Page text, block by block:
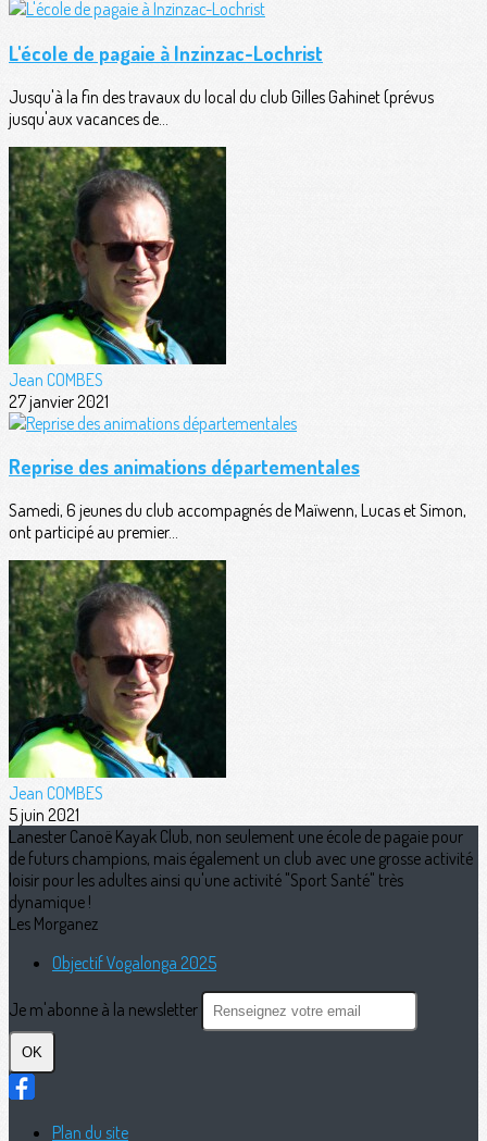
L'école de pagaie à Inzinzac-Lochrist
Jusqu'à la fin des travaux du local du club Gilles Gahinet (prévus
jusqu'aux vacances de...
Jean COMBES
27 janvier 2021
Reprise des animations départementales
Samedi, 6 jeunes du club accompagnés de Maïwenn, Lucas et Simon,
ont participé au premier...
Jean COMBES
5 juin 2021
Lanester Canoë Kayak Club, non seulement une école de pagaie pour
de futurs champions, mais également un club avec une grosse activité
loisir pour les adultes ainsi qu'une activité "Sport Santé" très
dynamique !
Les Morganez
Objectif Vogalonga 2025
Je m'abonne à la newsletter
OK
Plan du site